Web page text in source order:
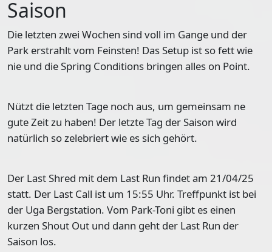
Saison
Die letzten zwei Wochen sind voll im Gange und der
Park erstrahlt vom Feinsten! Das Setup ist so fett wie
nie und die Spring Conditions bringen alles on Point.
Nützt die letzten Tage noch aus, um gemeinsam ne
gute Zeit zu haben! Der letzte Tag der Saison wird
natürlich so zelebriert wie es sich gehört.
Der Last Shred mit dem Last Run findet am 21/04/25
statt. Der Last Call ist um 15:55 Uhr. Treffpunkt ist bei
der Uga Bergstation. Vom Park-Toni gibt es einen
kurzen Shout Out und dann geht der Last Run der
Saison los.